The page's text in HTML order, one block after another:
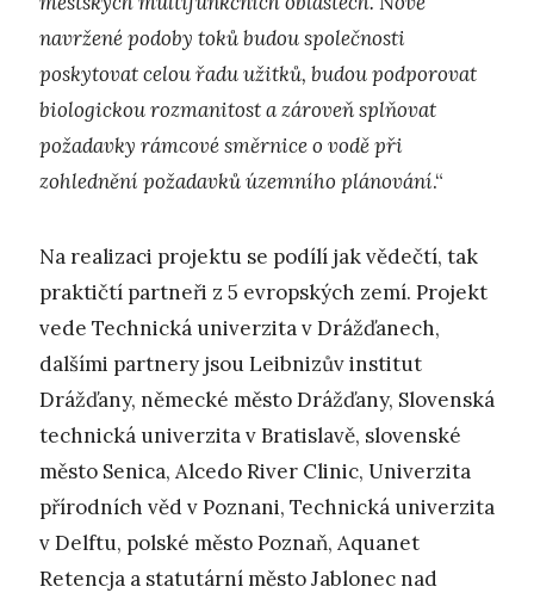
navržené podoby toků budou společnosti
poskytovat celou řadu užitků, budou podporovat
biologickou rozmanitost a zároveň splňovat
požadavky rámcové směrnice o vodě při
zohlednění požadavků územního plánování.“
Na realizaci projektu se podílí jak vědečtí, tak
praktičtí partneři z 5 evropských zemí. Projekt
vede Technická univerzita v Drážďanech,
dalšími partnery jsou Leibnizův institut
Drážďany, německé město Drážďany, Slovenská
technická univerzita v Bratislavě, slovenské
město Senica, Alcedo River Clinic, Univerzita
přírodních věd v Poznani, Technická univerzita
v Delftu, polské město Poznaň, Aquanet
Retencja a statutární město Jablonec nad